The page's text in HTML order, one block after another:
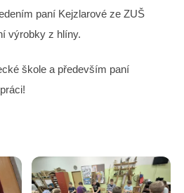
paní Kejzlarové ze ZUŠ
výrobky z hlíny.
škole a především paní